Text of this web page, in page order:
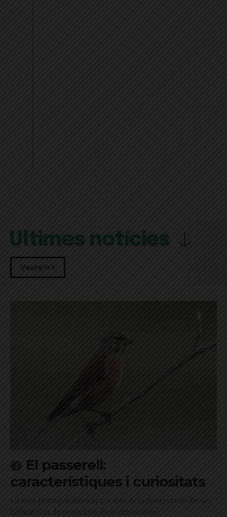
Últimes notícies
Veure'n +
El passerell:
característiques i curiositats
La seva principal amenaça, a més de la desaparició del seu
hàbitat i l'ús de pesticides, és el silvestrisme